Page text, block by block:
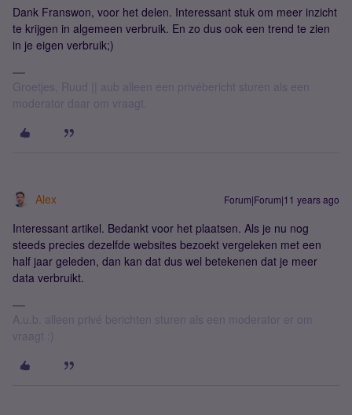
Dank Franswon, voor het delen. Interessant stuk om meer inzicht
te krijgen in algemeen verbruik. En zo dus ook een trend te zien
in je eigen verbruik;)
Groetjes, Ruud || aub alleen een privébericht sturen als een
moderator daar om vraagt.
Alex Forum|Forum|11 years ago
Interessant artikel. Bedankt voor het plaatsen. Als je nu nog
steeds precies dezelfde websites bezoekt vergeleken met een
half jaar geleden, dan kan dat dus wel betekenen dat je meer
data verbruikt.
A.u.b. alleen privé berichten sturen als een moderator er om
vraagt :)